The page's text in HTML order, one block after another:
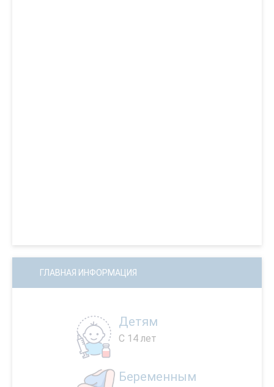
ГЛАВНАЯ ИНФОРМАЦИЯ
Детям
С 14 лет
Беременным